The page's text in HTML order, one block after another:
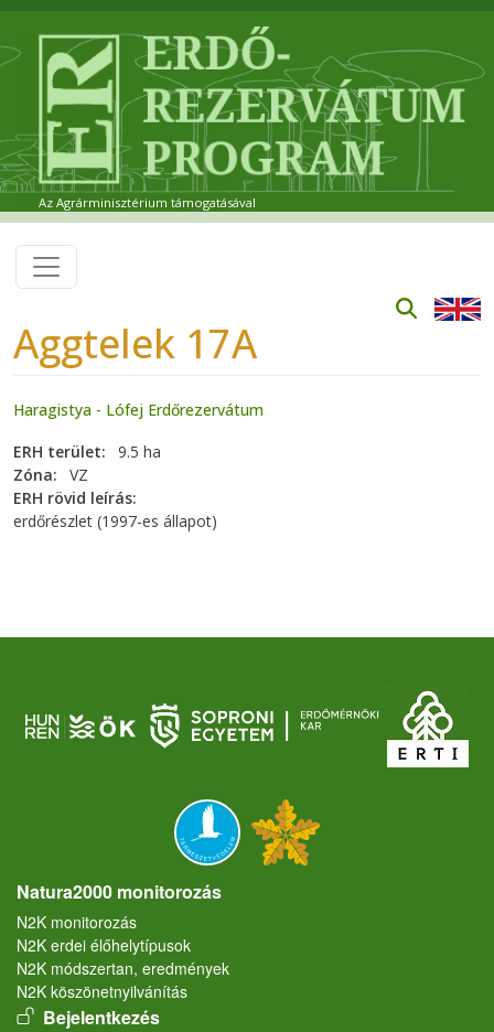
Az Agrárminisztérium támogatásával
Aggtelek 17A
Haragistya - Lófej Erdőrezervátum
ERH terület
9.5 ha
Zóna
VZ
ERH rövid leírás
erdőrészlet (1997-es állapot)
Natura2000 monitorozás
N2K monitorozás
N2K erdei élőhelytípusok
N2K módszertan, eredmények
N2K köszönetnyilvánítás
User account menu
Bejelentkezés